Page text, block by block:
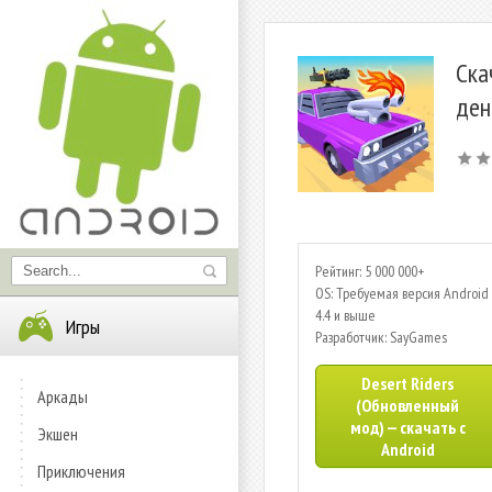
Игры
Аркады
Экшен
Приключения
Рейтинг: 5 000 000+
OS: Требуемая версия
4.4 и выше
Разработчик: SayGames
Desert Riders
(Обновленный
мод) — скачать с
Android